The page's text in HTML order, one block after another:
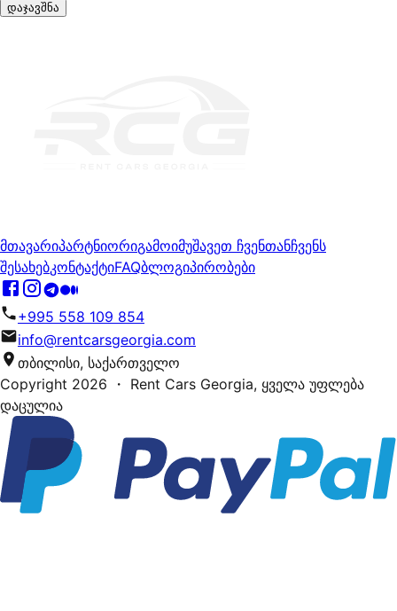
დაჯავშნა
მთავარიპარტნიორიგამოიმუშავეთ ჩვენთანჩვენს
შესახებკონტაქტიFAQბლოგიპირობები
+995 558 109 854
info@rentcarsgeorgia.com
თბილისი, საქართველო
Copyright 2026 ・ Rent Cars Georgia, ყველა უფლება
დაცულია